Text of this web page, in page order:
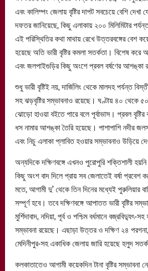
এবং কালিম্পং জেলায় বৃষ্টির দাপট সবচেয়ে বেশি
দফতর জানিয়েছে, কিছু এলাকায় ২০০ মিলিমিটার
এই পরিস্থিতির কথা মাথায় রেখে উত্তরবঙ্গের বেশ
হয়েছে অতি ভারী বৃষ্টির কমলা সতর্কতা। বিশেষ করে
এবং জলপাইগুড়ির কিছু অংশে প্রবল বর্ষণের আশঙ্কা
শুধু ভারী বৃষ্টিই নয়, দার্জিলিং থেকে মালদহ পর্যন্ত
সহ ঝড়বৃষ্টির সম্ভাবনাও রয়েছে। ঘণ্টায় ৪০ থেকে
ঝোড়ো হাওয়া বইতে পারে বলে পূর্বাভাস। প্রবল বৃষ্টির
ধস নামার আশঙ্কা তৈরি হয়েছে। পাশাপাশি নদীর
এবং নিচু এলাকা প্লাবিত হওয়ার সম্ভাবনাও উড়িয়ে
অন্যদিকে দক্ষিণবঙ্গে এখনও পুরোপুরি শক্তিশালী
কিছু অংশ বাদ দিলে প্রায় সব জেলাতেই বর্ষা প্রবেশ
মতে, আগামী দু’ থেকে তিন দিনের মধ্যেই পুরুলিয়ার
সম্পূর্ণ হবে। তবে দক্ষিণবঙ্গে আপাতত ভারী বৃষ্টির
মুর্শিদাবাদ, নদিয়া, পূর্ব ও পশ্চিম বর্ধমানে বজ্রবিদ্যুৎ-সহ
সম্ভাবনা রয়েছে। এছাড়া উত্তর ও দক্ষিণ ২৪
মেদিনীপুর-সহ একাধিক জেলায় জারি হয়েছে হলুদ
কলকাতাতেও আগামী কয়েকদিন টানা বৃষ্টির সম্ভাবনা